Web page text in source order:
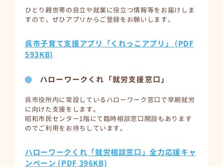
ひとり親世帯の自立や就業に役立つ情報等をお届けしま
すので，ぜひアプリからご登録をお願いします。
呉市子育て支援アプリ「くれっこアプリ」 (PDF
593KB)
ハローワークくれ「就労支援窓口」
呉市役所内に常設しているハローワーク窓口で早期就労
に向けた支援をします。
昭和市民センター1階にて臨時相談窓口開設もあります
のでご利用をお待ちしています。
ハローワークくれ「就労相談窓口」全力応援キャ
ンペーン (PDF 396KB)